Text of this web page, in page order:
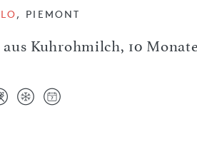
aus Kuhrohmilch, 10
, PIEMONT